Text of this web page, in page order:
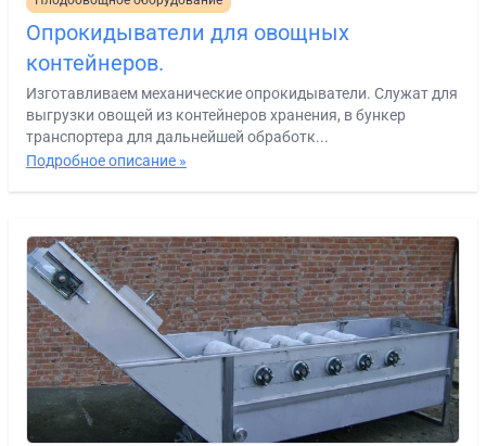
Опрокидыватели для овощных
контейнеров.
Изготавливаем механические опрокидыватели. Служат для
выгрузки овощей из контейнеров хранения, в бункер
транспортера для дальнейшей обработк...
Подробное описание »